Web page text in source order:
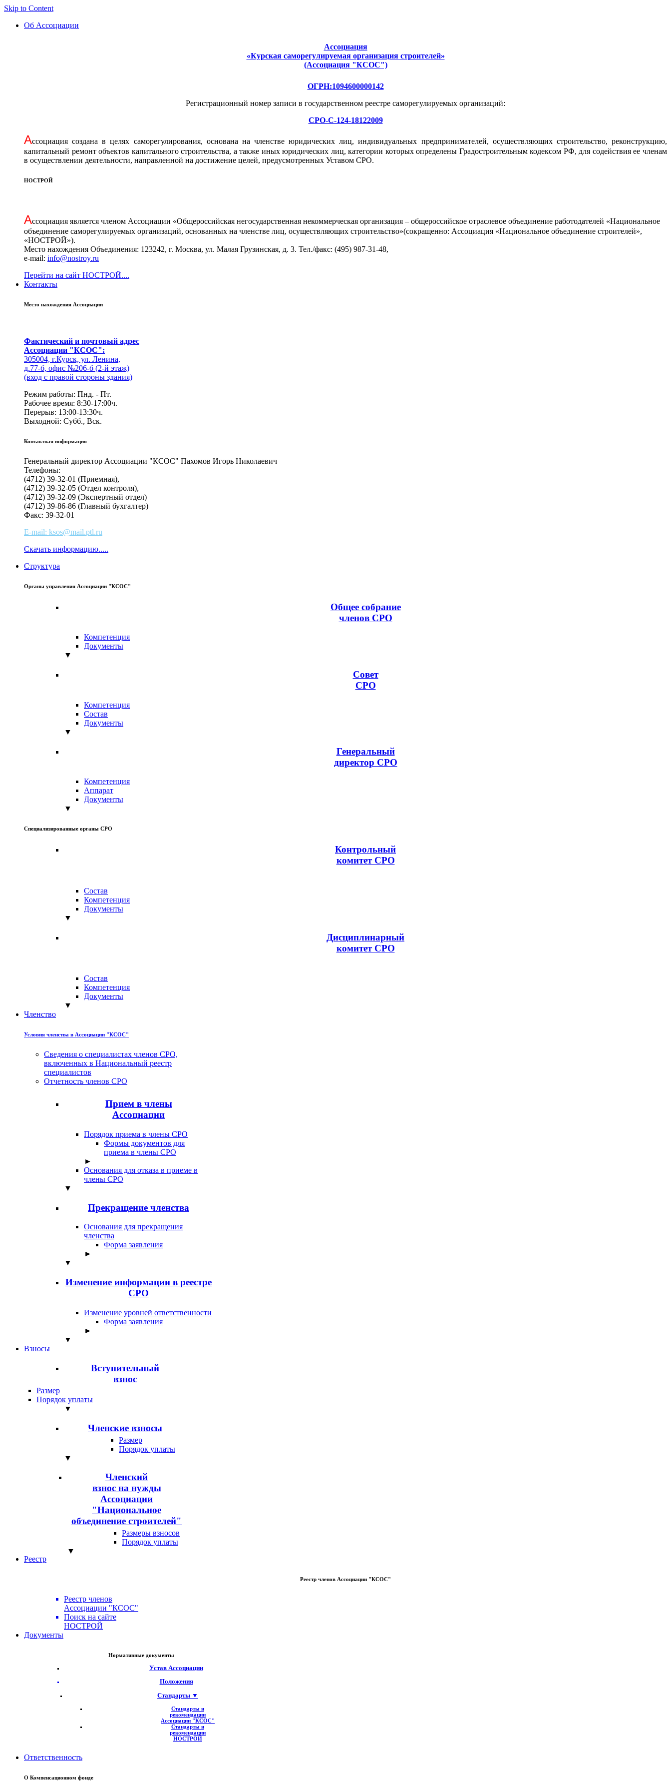
Skip to Content
Об Ассоциации
Ассоциация
«Курская саморегулируемая организация строителей»
(Ассоциация "КСОС")
ОГРН:1094600000142
Регистрационный номер записи в государственном реестре саморегулируемых организаций:
СРО-С-124-18122009
Ассоциация cоздана в целях саморегулирования, основана на членстве юридических лиц, индивидуальных предпринимателей, осуществляющих строительство, реконструкцию,
капитальный ремонт объектов капитального строительства, а также иных юридических лиц, категории которых определены Градостроительным кодексом РФ, для содействия ее членам
в осуществлении деятельности, направленной на достижение целей, предусмотренных Уставом СРО.
НОСТРОЙ
Ассоциация является членом Ассоциации «Общероссийская негосударственная некоммерческая организация – общероссийское отраслевое объединение работодателей «Национальное
объединение саморегулируемых организаций, основанных на членстве лиц, осуществляющих строительство»(сокращенно: Ассоциация «Национальное объединение строителей»,
«НОСТРОЙ»).
Место нахождения Объединения: 123242, г. Москва, ул. Малая Грузинская, д. 3. Тел./факс: (495) 987-31-48,
e-mail: info@nostroy.ru
Перейти на сайт НОСТРОЙ....
Контакты
Место нахождения Ассоциации
Фактический и почтовый адрес
Ассоциации "КСОС":
305004, г.Курск, ул. Ленина,
д.77-б, офис №206-б (2-й этаж)
(вход с правой стороны здания)
Режим работы: Пнд. - Пт.
Рабочее время: 8:30-17:00ч.
Перерыв: 13:00-13:30ч.
Выходной: Субб., Вск.
Контактная информация
Генеральный директор Ассоциации "КСОС" Пахомов Игорь Николаевич
Телефоны:
(4712) 39-32-01 (Приемная),
(4712) 39-32-05 (Отдел контроля),
(4712) 39-32-09 (Экспертный отдел)
(4712) 39-86-86 (Главный бухгалтер)
Факс: 39-32-01
E-mail: ksos@mail.ptl.ru
Скачать информацию.....
Структура
Органы управления Ассоциации "КСОС"
Общее собрание
членов СРО
Компетенция
Документы
▼
Совет
СРО
Компетенция
Состав
Документы
▼
Генеральный
директор СРО
Компетенция
Аппарат
Документы
▼
Специализированные органы СРО
Контрольный
комитет СРО
Состав
Компетенция
Документы
▼
Дисциплинарный
комитет СРО
Состав
Компетенция
Документы
▼
Членство
Условия членства в Ассоциации "КСОС"
Сведения о специалистах членов СРО,
включенных в Национальный реестр
специалистов
Отчетность членов СРО
Прием в члены
Ассоциации
Порядок приема в члены СРО
Формы документов для
приема в члены СРО
►
Основания для отказа в приеме в
члены СРО
▼
Прекращение членства
Основания для прекращения
членства
Форма заявления
►
▼
Изменение информации в реестре
СРО
Изменение уровней ответственности
Форма заявления
►
▼
Взносы
Вступительный
взнос
Размер
Порядок уплаты
▼
Членские взносы
Размер
Порядок уплаты
▼
Членский
взнос на нужды
Ассоциации
"Национальное
объединение строителей"
Размеры взносов
Порядок уплаты
▼
Реестр
Реестр членов Ассоциации "КСОС"
Реестр членов
Ассоциации "КСОС"
Поиск на сайте
НОСТРОЙ
Документы
Нормативные документы
Устав Ассоциации
Положения
Стандарты ▼
Стандарты и
рекомендации
Ассоциации "КСОС"
Стандарты и
рекомендации
НОСТРОЙ
Ответственность
О Компенсационном фонде